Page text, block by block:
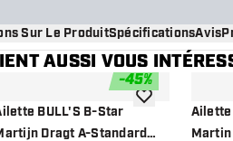
Sur Le ProduitSpécificationsAvis
AUSSI VOUS
liste de souhaits
-45%
BULL'S B-Star
Dragt A-Standard
ajouter à la liste
Ailette
Martin